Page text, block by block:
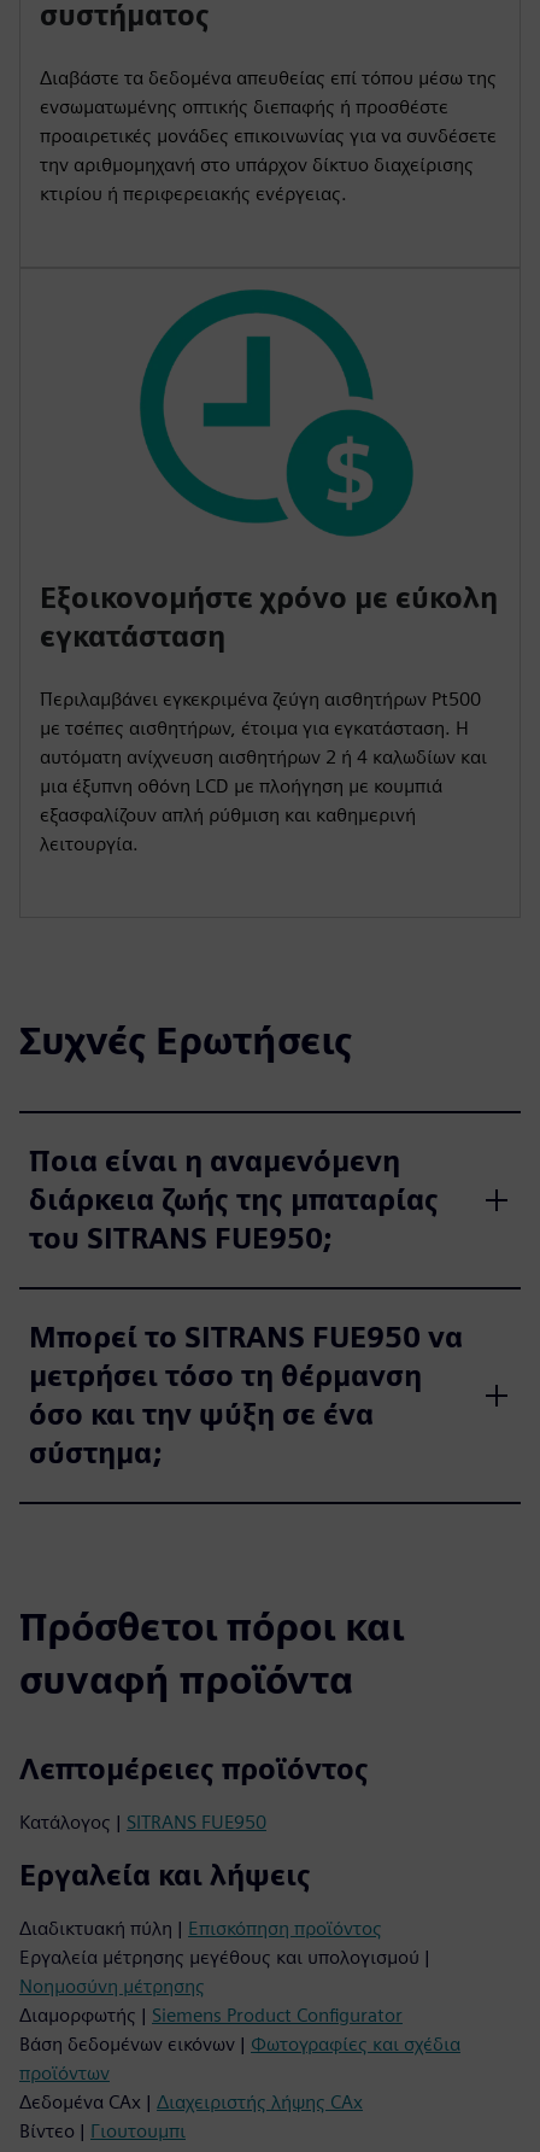
συστήματος
Διαβάστε τα δεδομένα απευθείας επί τόπου μέσω της
ενσωματωμένης οπτικής διεπαφής ή προσθέστε
προαιρετικές μονάδες επικοινωνίας για να συνδέσετε
την αριθμομηχανή στο υπάρχον δίκτυο διαχείρισης
κτιρίου ή περιφερειακής ενέργειας.
Εξοικονομήστε χρόνο με εύκολη
εγκατάσταση
Περιλαμβάνει εγκεκριμένα ζεύγη αισθητήρων Pt500
με τσέπες αισθητήρων, έτοιμα για εγκατάσταση. Η
αυτόματη ανίχνευση αισθητήρων 2 ή 4 καλωδίων και
μια έξυπνη οθόνη LCD με πλοήγηση με κουμπιά
εξασφαλίζουν απλή ρύθμιση και καθημερινή
λειτουργία.
Συχνές Ερωτήσεις
Ποια είναι η αναμενόμενη
διάρκεια ζωής της μπαταρίας
του SITRANS FUE950;
Μπορεί το SITRANS FUE950 να
μετρήσει τόσο τη θέρμανση
όσο και την ψύξη σε ένα
σύστημα;
Πρόσθετοι πόροι και
συναφή προϊόντα
Λεπτομέρειες προϊόντος
Κατάλογος | SITRANS FUE950
Εργαλεία και λήψεις
Διαδικτυακή πύλη | Επισκόπηση προϊόντος
Εργαλεία μέτρησης μεγέθους και υπολογισμού |
Νοημοσύνη μέτρησης
Διαμορφωτής | Siemens Product Configurator
Βάση δεδομένων εικόνων | Φωτογραφίες και σχέδια
προϊόντων
Δεδομένα CAx | Διαχειριστής λήψης CAx
Βίντεο | Γιουτουμπι